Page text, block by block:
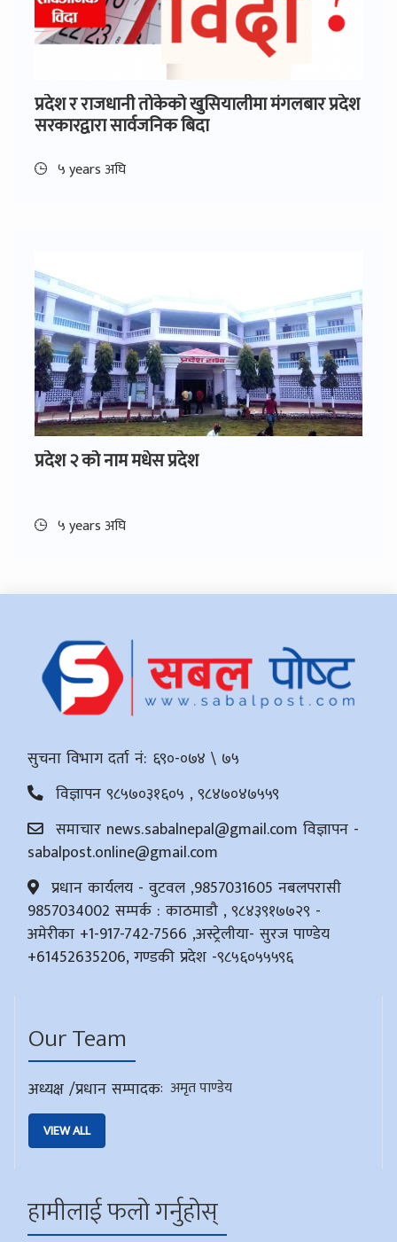
प्रदेश र राजधानी तोकेको खुसियालीमा मंगलबार प्रदेश
सरकारद्वारा सार्वजनिक बिदा
५ years अघि
प्रदेश २ को नाम मधेस प्रदेश
५ years अघि
सुचना विभाग दर्ता नं: ६९०-०७४ \ ७५
विज्ञापन ९८५७०३१६०५ , ९८४७०४७५५९
समाचार news.sabalnepal@gmail.com विज्ञापन -
sabalpost.online@gmail.com
प्रधान कार्यलय - वुटवल ,9857031605 नबलपरासी
9857034002 सम्पर्क : काठमाडौ , ९८४३९१७७२९ -
अमेरीका +1-917-742-7566 ,अस्ट्रेलीया- सुरज पाण्डेय
+61452635206, गण्डकी प्रदेश -९८५६०५५५९६
Our Team
अध्यक्ष /प्रधान सम्पादक: अमृत पाण्डेय
VIEW ALL
हामीलाई फलो गर्नुहोस्